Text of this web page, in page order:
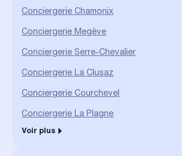
Conciergerie Chamonix
Conciergerie Megève
Conciergerie Serre-Chevalier
Conciergerie La Clusaz
Conciergerie Courchevel
Conciergerie La Plagne
Voir plus